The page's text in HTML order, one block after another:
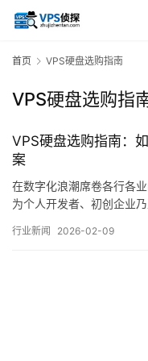
首页 VPS硬盘选购指南
VPS硬盘选购指
VPS硬盘选购指南：
案
在数字化浪潮席卷各行各
为个人开发者、初创企业
与稳定性都至关重要，而
行业新闻 2026-02-09